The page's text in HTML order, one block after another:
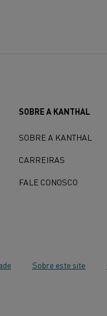
SOBRE A KANTHAL
SOBRE A KANTHAL
CARREIRAS
FALE CONOSCO
Sobre este site